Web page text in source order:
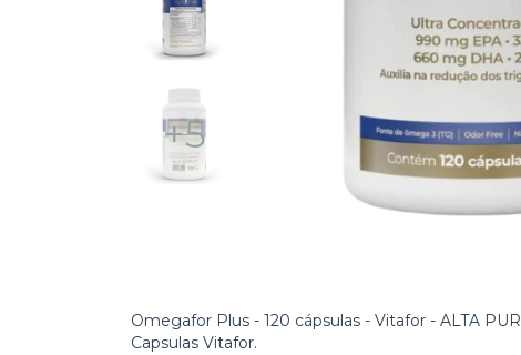
+5
Omegafor Plus - 120 cápsulas - Vitafor - ALTA
Capsulas Vitafor.